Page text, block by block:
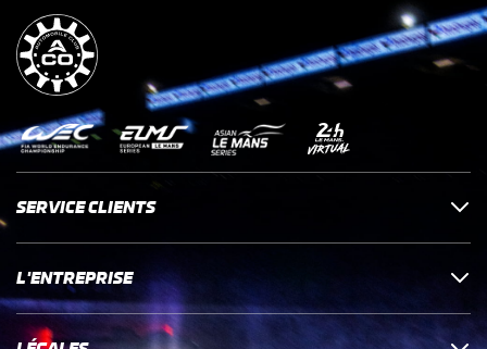
SERVICE CLIENTS
L'ENTREPRISE